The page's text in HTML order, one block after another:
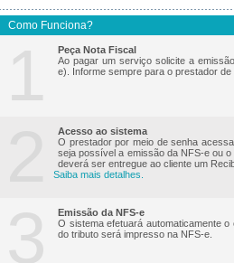
Como Funciona?
Peça Nota Fiscal
Ao pagar um serviço solicite a
e). Informe sempre para o prestador
Acesso ao sistema
O prestador por meio de senha
seja possível a emissão da NFS-e ou
deverá ser entregue ao cliente um
Saiba mais detalhes.
Emissão da NFS-e
O sistema efetuará automaticamente
do tributo será impresso na NFS-e.